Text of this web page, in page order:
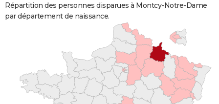
Répartition des personnes disparues à Montcy-Notre-Dame
par département de naissance.